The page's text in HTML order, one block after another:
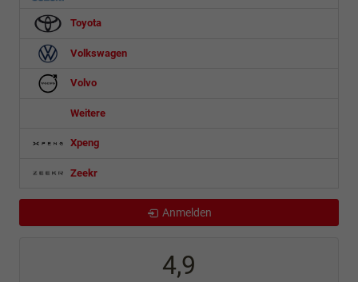
Toyota
Volkswagen
Volvo
Weitere
Xpeng
Zeekr
Anmelden
4,9